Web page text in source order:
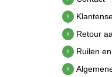
Retour
Ruilen